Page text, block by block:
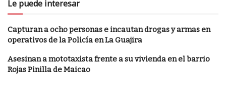
Le puede interesar
Capturan a ocho personas e incautan drogas y armas en
operativos de la Policía en La Guajira
Asesinan a mototaxista frente a su vivienda en el barrio
Rojas Pinilla de Maicao